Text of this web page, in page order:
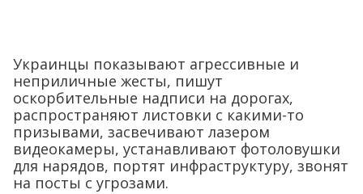
Украинцы показывают агрессивные и
неприличные жесты, пишут
оскорбительные надписи на дорогах,
распространяют листовки с какими-то
призывами, засвечивают лазером
видеокамеры, устанавливают фотоловушки
для нарядов, портят инфраструктуру, звонят
на посты с угрозами.